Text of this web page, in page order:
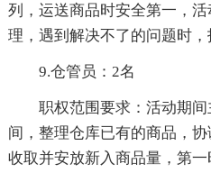
列，运送商品时安全第一，
理，遇到解决不了的问题时，
9.仓管员：2名
职权范围要求：活动期
间，整理仓库已有的商品，
收取并安放新入商品量，第